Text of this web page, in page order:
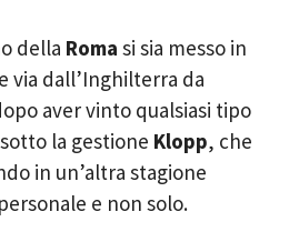
della Roma si sia messo in
via dall’Inghilterra da
aver vinto qualsiasi tipo
sotto la gestione Klopp, che
in un’altra stagione
e non solo.